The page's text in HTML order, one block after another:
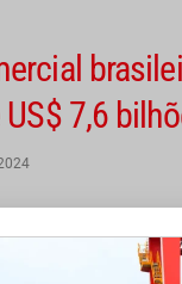
7,6